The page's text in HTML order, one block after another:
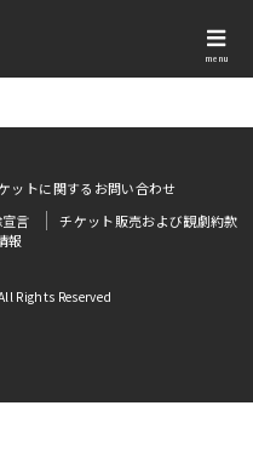
menu
ットに関するお問い合わせ
言
チケット販売および観劇約款
報
Rights Reserved